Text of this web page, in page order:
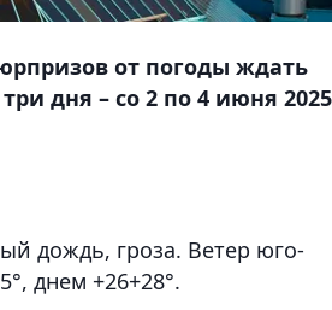
от погоды ждать
дня – со 2 по 4 июня 2025
дождь, гроза. Ветер юго-
днем +26+28°.